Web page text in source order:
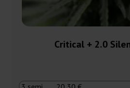
Critical + 2.0